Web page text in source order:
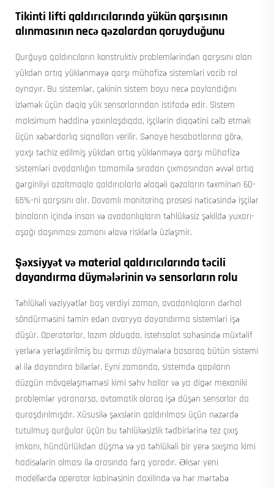
Tikinti lifti qaldırıcılarında yükün qarşısının
alınmasının necə qəzalardan qoruyduğunu
Qurğuya qaldırıcıların konstruktiv problemlərindən qarşısını alan
yükdən artıq yüklənməyə qarşı mühafizə sistemləri vacib rol
oynayır. Bu sistemlər, çəkinin sistem boyu necə paylandığını
izləmək üçün dəqiq yük sensorlarından istifadə edir. Sistem
maksimum həddinə yaxınlaşdıqda, işçilərin diqqətini cəlb etmək
üçün xəbərdarlıq siqnalları verilir. Sənaye hesabatlarına görə,
yaxşı təchiz edilmiş yükdən artıq yüklənməyə qarşı mühafizə
sistemləri avadanlığın tamamilə sıradan çıxmasından əvvəl artıq
gərginliyi azaltmaqla qaldırıcılarla əlaqəli qəzaların təxminən 60-
65%-ni qarşısını alır. Davamlı monitorinq prosesi nəticəsində işçilər
binaların içində insan və avadanlıqların təhlükəsiz şəkildə yuxarı-
aşağı daşınması zamanı əlavə risklərlə üzləşmir.
Şəxsiyyət və material qaldırıcılarında təcili
dayandırma düymələrinin və sensorların rolu
Təhlükəli vəziyyətlər baş verdiyi zaman, avadanlıqların dərhal
söndürməsini təmin edən avaryya dayandırma sistemləri işə
düşür. Operatorlar, lazım olduqda, istehsalat sahəsində müxtəlif
yerlərə yerləşdirilmiş bu qırmızı düymələrə basaraq bütün sistemi
əl ilə dayandıra bilərlər. Eyni zamanda, sistemdə qapıların
düzgün mövqeləşməməsi kimi səhv hallar və ya digər mexaniki
problemlər yaranarsa, avtomatik olaraq işə düşən sensorlar da
quraşdırılmışdır. Xüsusilə şəxslərin qaldırılması üçün nəzərdə
tutulmuş qurğular üçün bu təhlükəsizlik tədbirlərinə tez çıxış
imkanı, hündürlükdən düşmə və ya təhlükəli bir yerə sıxışma kimi
hadisələrin olması ilə arasında fərq yaradır. Əksər yeni
modellərdə operator kabinəsinin daxilində və hər mərtəbə